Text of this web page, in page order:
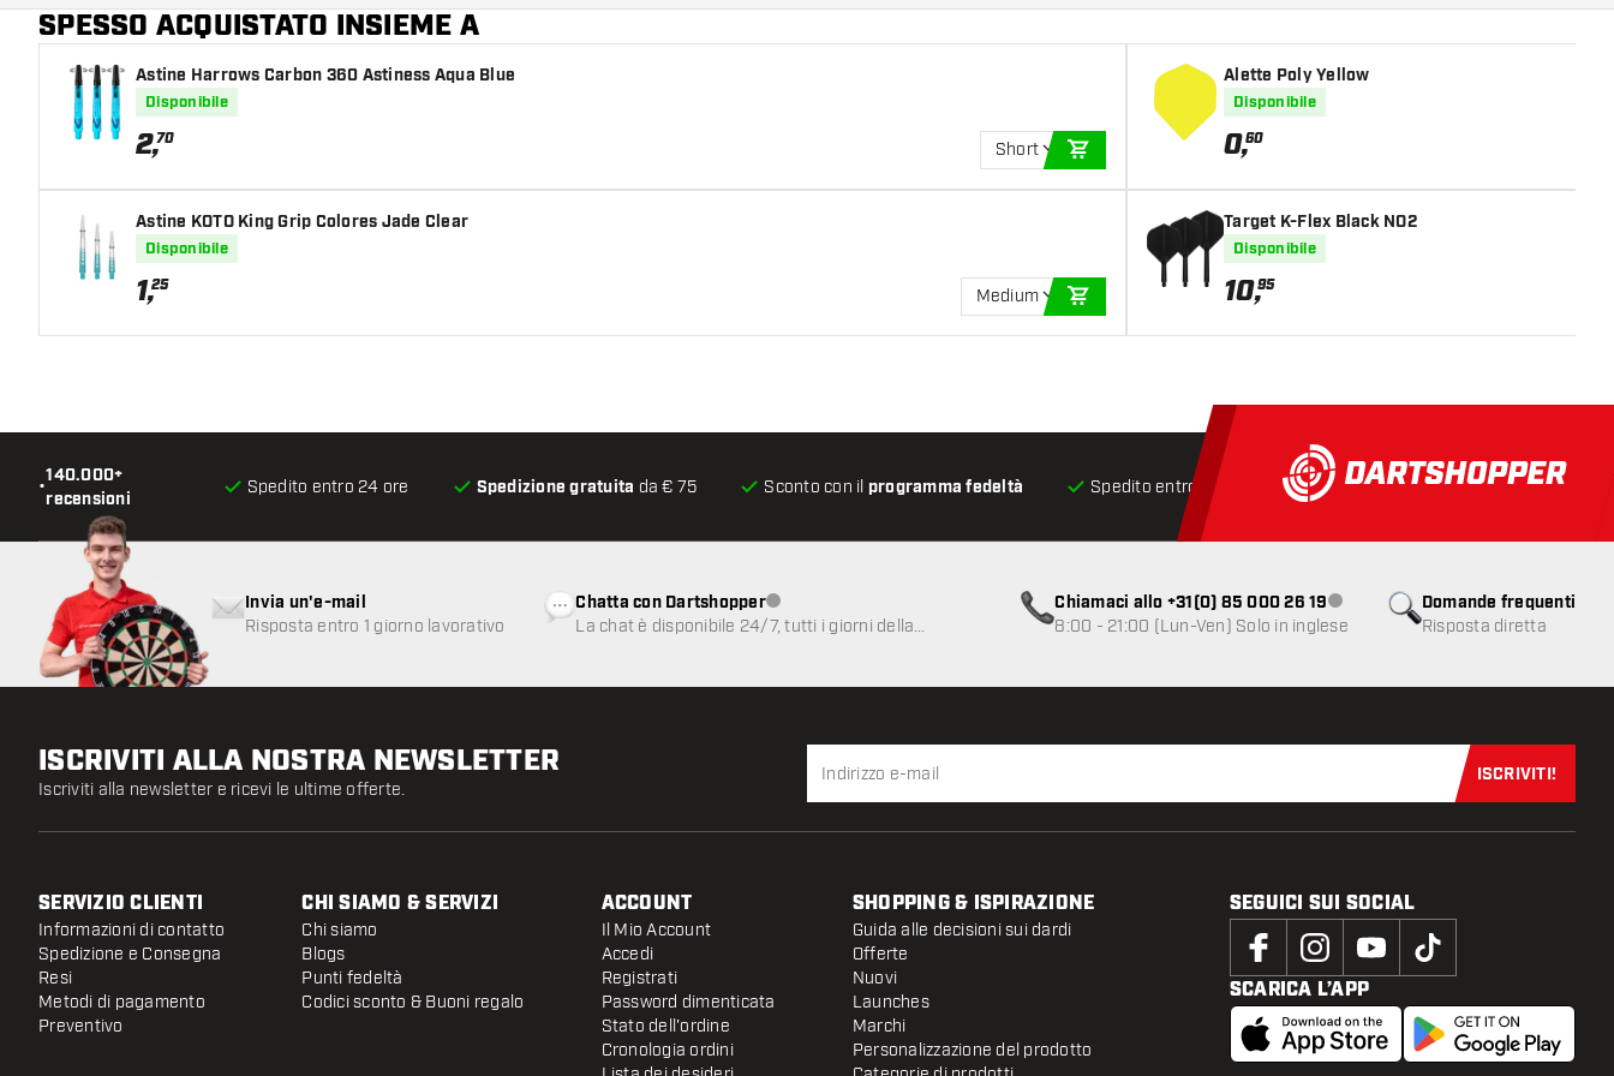
SPESSO ACQUISTATO INSIEME A
Astine Harrows Carbon 360 Astiness Aqua Blue
Disponibile
2,70
Short
AGGIUNGI AL CARRELLO
Astine KOTO King Grip Colores Jade Clear
Disponibile
1,25
Medium
AGGIUNGI AL CARRELLO
Alette Poly Yellow
Disponibile
0,60
Target K-Flex Black NO2
Disponibile
10,95
•
140.000+
recensioni
Spedito entro 24 ore Spedizione gratuita da € 75 Sconto con il programma fedeltà Spedito entro 24 ore Spedizione gratuitada € 75
Domande frequenti
Risposta diretta
Invia un'e-mail
Risposta entro 1 giorno lavorativo
Chatta con DartshopperServizio clienti non disponibile
La chat è disponibile 24/7, tutti i giorni della
Chiamaci allo +31(0) 85 000 26 19Servizio clienti non disponibile
8:00 - 21:00 (Lun-Ven) Solo in inglese
ISCRIVITI ALLA NOSTRA NEWSLETTER
Iscriviti alla newsletter e ricevi le ultime offerte.
Iscriviti
ISCRIVITI!
SERVIZIO CLIENTI
Informazioni di contatto
Spedizione e Consegna
Resi
Metodi di pagamento
Preventivo
CHI SIAMO & SERVIZI
Chi siamo
Blogs
Punti fedeltà
Codici sconto & Buoni regalo
ACCOUNT
Il Mio Account
Accedi
Registrati
Password dimenticata
Stato dell'ordine
Cronologia ordini
SHOPPING & ISPIRAZIONE
Guida alle decisioni sui dardi
Offerte
Nuovi
Launches
Marchi
Personalizzazione del prodotto
SEGUICI SUI SOCIAL
SCARICA L’APP